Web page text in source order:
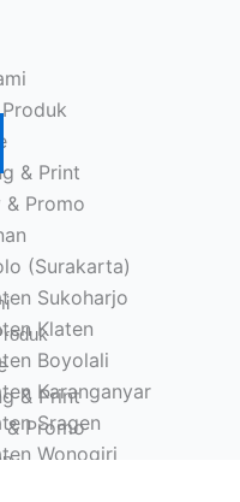
& Print
& Promo
(Surakarta)
Sukoharjo
Klaten
Boyolali
Karanganyar
Sragen
Wonogiri
& Print
& Promo